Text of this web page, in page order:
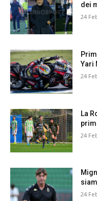
dei
24
Yari
24
La
24
24